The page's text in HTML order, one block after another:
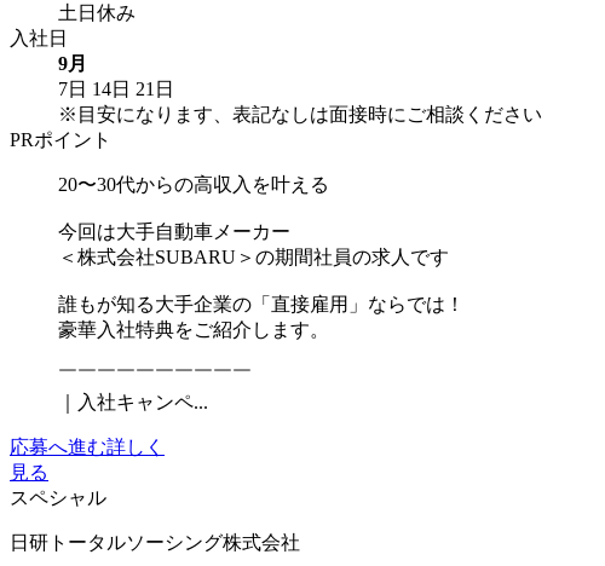
土日休み
入社日
9月
7日 14日 21日
※目安になります、表記なしは面接時にご相談ください
PRポイント
20〜30代からの高収入を叶える
今回は大手自動車メーカー
＜株式会社SUBARU＞の期間社員の求人です
誰もが知る大手企業の「直接雇用」ならでは！
豪華入社特典をご紹介します。
￣￣￣￣￣￣￣￣￣￣
｜入社キャンペ...
応募へ進む詳しく
見る
スペシャル
日研トータルソーシング株式会社